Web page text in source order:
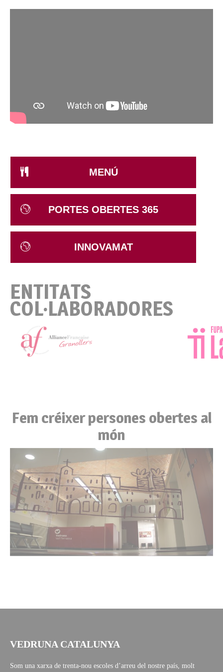
MENÚ
PORTES OBERTES 365
INNOVAMAT
ENTITATS
COL·LABORADORES
Fem créixer persones obertes al
món
VEDRUNA CATALUNYA
Som una xarxa de trenta-nou escoles d’arreu del nostre país, molt